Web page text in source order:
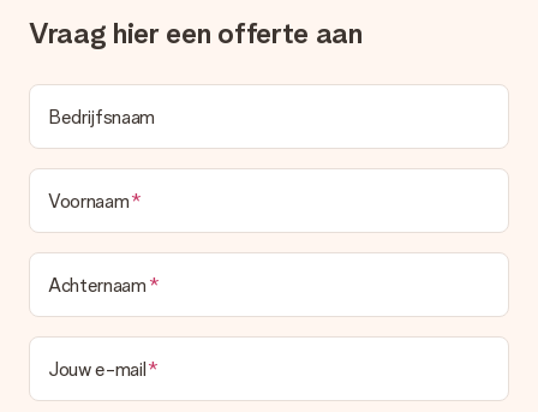
deze ook altijd terugvinden in jouw MySurprise. Je kunt dus
gerust het cadeau gelijk bij de ontvanger laten afleveren, zo is
Vraag hier een offerte aan
Bedrijfsnaam
Voornaam
Achternaam
Jouw e-mail